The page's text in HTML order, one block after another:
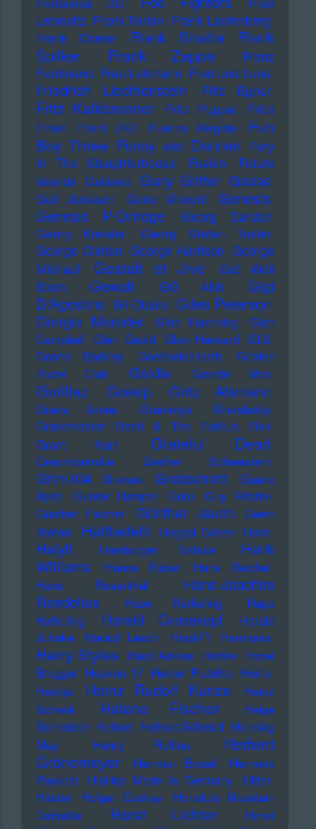
Lebowitz Frank Farian Frank Laufenberg
Frank Ocean
Frank Sinatra
Frank
Spilker
Frank Zappa
Franz
Ferdinand Frau Lehmann Fred und Luna
Friedrich Liechtenstein Fritz Egner
Fritz Kalkbrenner Fritz Puppel
Fritzi
Ernst
Front 242 Fuerza Regida
Fun
Boy Three Funny van Dannen Fury
In The Slaughterhouse
Fusion
Future
Islands Galliano Gary Glitter Geese
Geir Jenssen Gene Vincent
Genesis
Genesis P-Orridge
Georg Danzer
Georg Kreisler
Georg Stefan Troller
George Clinton George Harrison George
Michael
Gestalt et Jive
Get Well
Soon
Gewalt GG Allin
Gigi
D'Agostino Gil Ofarim Giles Peterson
Giorgio Moroder
Gitte Haenning
Glen
Campbell Glen Gould Glen Hansard GLS
Gnarls Barkley
Goebbels/Harth
Golden
Pudel Club
Goldie Goodie Mob
Gorillaz Gossip Götz Alsmann
Grace Jones Grammys
Grandaddy
Grandmaster Flash & The Furious Five
Grant Hart
Grateful Dead
Grenzkontrolle Grether Schwestern
Grim104 Grimes Grobschnitt
Guano
Apes
Gunter Hampel Guru
Guy Ritchie
Günther Fischer
Günther Jauch
Gwen
Stefani Haftbefehl Haggai Cohen Haim
Haiyti Hamburger Schule
Hank
Williams
Hanns Eisler
Hans Reichel
Hans Rosenthal
Hans-Joachim
Roedelius
Haoe Kerkeling
Hape
Kerkeling
Harald Grosskopf
Harald
Juhnke
Harald Lesch Hard-Fi Harmonia
Harry Styles Hasil Adkins Hattler Hazel
Brugger Heaven 17 Heiner Pudelko Heino
Heintje
Heinz Rudolf Kunze
Heinz
Schenk
Helene Fischer
Helge
Schneider Helmet Helmut Schmidt Henning
May
Henry Rollins
Herbert
Grönemeyer
Herman Brood
Hermeto
Pascoal
HipHop Made in Germany
Hitler
Hitster
Holger Czukay
Honolulu Mountain
Daffodils
Horst Lichter
Horst